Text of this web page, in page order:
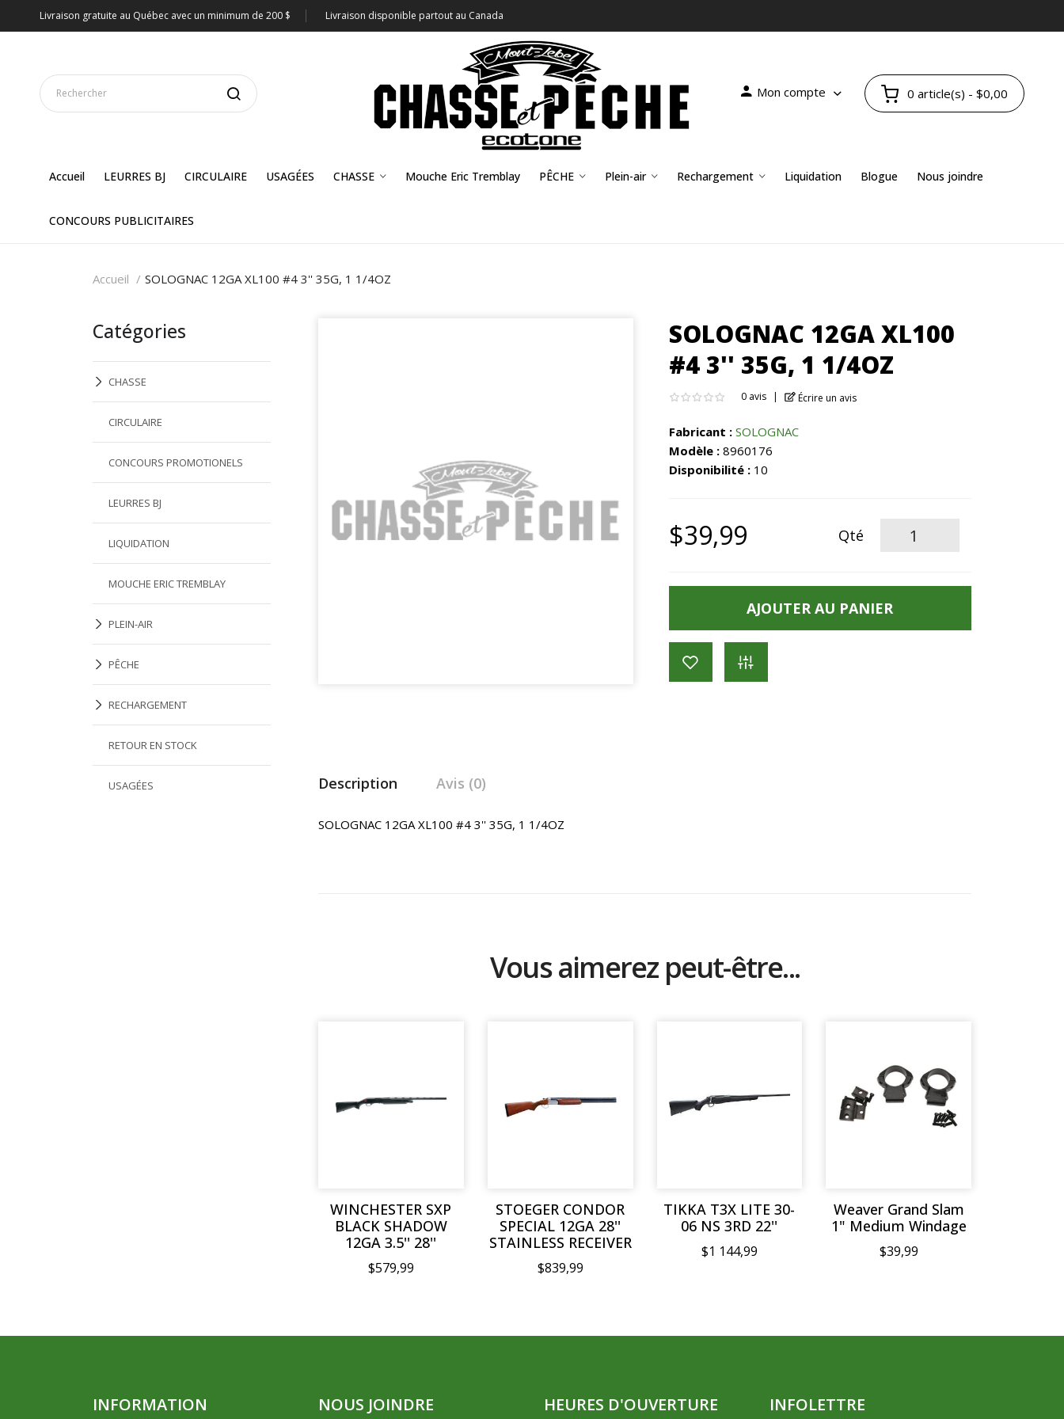
Livraison gratuite au Québec avec un minimum de 200 $ Livraison disponible partout au Canada
Mon compte 0 article(s) - $0,00
Accueil LEURRES BJ CIRCULAIRE USAGÉES CHASSE Mouche Eric Tremblay PÊCHE Plein-air Rechargement Liquidation Blogue Nous joindre
CONCOURS PUBLICITAIRES
Accueil SOLOGNAC 12GA XL100 #4 3'' 35G, 1 1/4OZ
Catégories
CHASSE
CIRCULAIRE
CONCOURS PROMOTIONELS
LEURRES BJ
LIQUIDATION
MOUCHE ERIC TREMBLAY
PLEIN-AIR
PÊCHE
RECHARGEMENT
RETOUR EN STOCK
USAGÉES
SOLOGNAC 12GA XL100
#4 3'' 35G, 1 1/4OZ
0 avis Écrire un avis
Fabricant : SOLOGNAC
Modèle : 8960176
Disponibilité : 10
$39,99 Qté
AJOUTER AU PANIER
Description Avis (0)
SOLOGNAC 12GA XL100 #4 3'' 35G, 1 1/4OZ
Vous aimerez peut-être...
WINCHESTER SXP
BLACK SHADOW
12GA 3.5'' 28''
$579,99
STOEGER CONDOR
SPECIAL 12GA 28''
STAINLESS RECEIVER
$839,99
TIKKA T3X LITE 30-
06 NS 3RD 22''
$1 144,99
Weaver Grand Slam
1" Medium Windage
$39,99
INFORMATION NOUS JOINDRE HEURES D'OUVERTURE INFOLETTRE